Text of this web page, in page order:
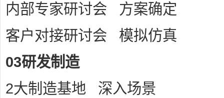
内部专家研讨会 方案确定
客户对接研讨会 模拟仿真
03研发制造
2大制造基地 深入场景